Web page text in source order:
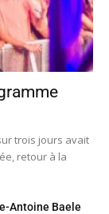
trois jours avait
retour à la
Antoine Baele